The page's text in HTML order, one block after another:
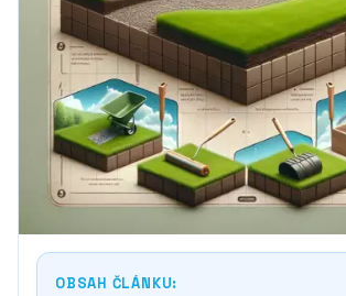
OBSAH ČLÁNKU: